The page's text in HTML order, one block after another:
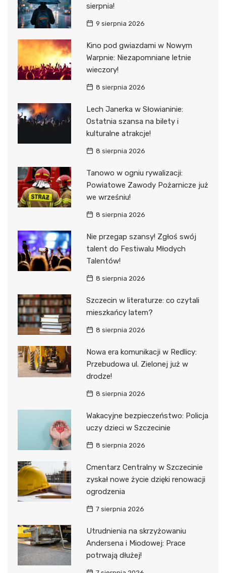
sierpnia!
9 sierpnia 2026
Kino pod gwiazdami w Nowym
Warpnie: Niezapomniane letnie
wieczory!
8 sierpnia 2026
Lech Janerka w Słowianinie:
Ostatnia szansa na bilety i
kulturalne atrakcje!
8 sierpnia 2026
Tanowo w ogniu rywalizacji:
Powiatowe Zawody Pożarnicze już
we wrześniu!
8 sierpnia 2026
Nie przegap szansy! Zgłoś swój
talent do Festiwalu Młodych
Talentów!
8 sierpnia 2026
Szczecin w literaturze: co czytali
mieszkańcy latem?
8 sierpnia 2026
Nowa era komunikacji w Redlicy:
Przebudowa ul. Zielonej już w
drodze!
8 sierpnia 2026
Wakacyjne bezpieczeństwo: Policja
uczy dzieci w Szczecinie
8 sierpnia 2026
Cmentarz Centralny w Szczecinie
zyskał nowe życie dzięki renowacji
ogrodzenia
7 sierpnia 2026
Utrudnienia na skrzyżowaniu
Andersena i Miodowej: Prace
potrwają dłużej!